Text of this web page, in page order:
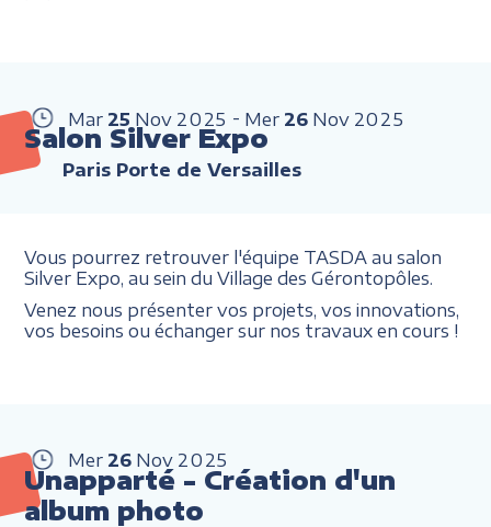
Mar 25 Nov 2025 Mer 26 Nov 2025
Salon Silver Expo
Paris Porte de Versailles
Vous pourrez retrouver l'équipe TASDA au salon
Silver Expo, au sein du Village des Gérontopôles.
Venez nous présenter vos projets, vos innovations,
vos besoins ou échanger sur nos travaux en cours !
Mer 26 Nov 2025
Unapparté - Création d'un
album photo